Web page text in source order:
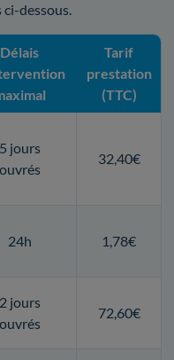
dessous.
Délais
Tarif
prestation
(TTC)
5 jours
ouvrés
32,40€
24h 1,78€
2 jours
ouvrés
72,60€